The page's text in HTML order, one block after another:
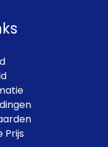
Prijs